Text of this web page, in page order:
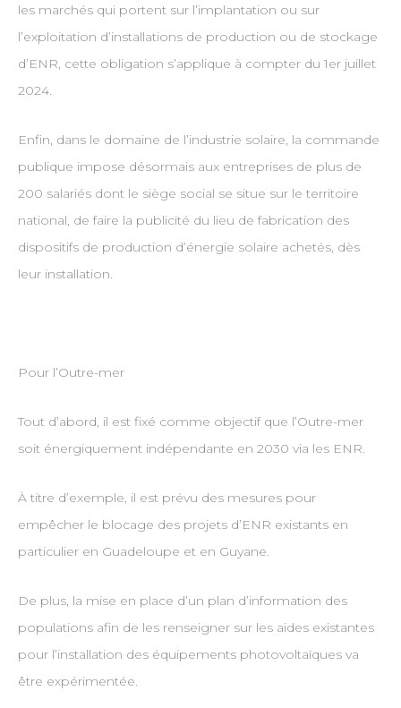
les marchés qui portent sur l’implantation ou sur
l’exploitation d’installations de production ou de stockage
d’ENR, cette obligation s’applique à compter du 1er juillet
2024.
Enfin, dans le domaine de l’industrie solaire, la commande
publique impose désormais aux entreprises de plus de
200 salariés dont le siège social se situe sur le territoire
national, de faire la publicité du lieu de fabrication des
dispositifs de production d’énergie solaire achetés, dès
leur installation.
Pour l’Outre-mer
Tout d’abord, il est fixé comme objectif que l’Outre-mer
soit énergiquement indépendante en 2030 via les ENR.
À titre d’exemple, il est prévu des mesures pour
empêcher le blocage des projets d’ENR existants en
particulier en Guadeloupe et en Guyane.
De plus, la mise en place d’un plan d’information des
populations afin de les renseigner sur les aides existantes
pour l’installation des équipements photovoltaïques va
être expérimentée.